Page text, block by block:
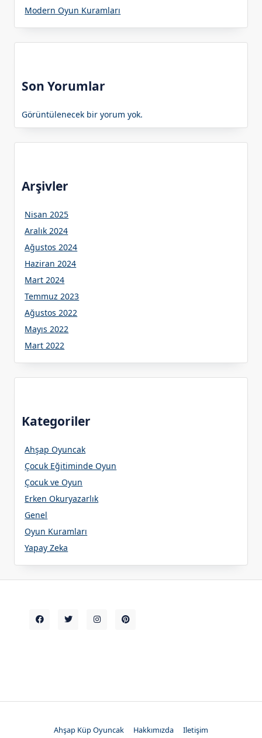
Modern Oyun Kuramları
Son Yorumlar
Görüntülenecek bir yorum yok.
Arşivler
Nisan 2025
Aralık 2024
Ağustos 2024
Haziran 2024
Mart 2024
Temmuz 2023
Ağustos 2022
Mayıs 2022
Mart 2022
Kategoriler
Ahşap Oyuncak
Çocuk Eğitiminde Oyun
Çocuk ve Oyun
Erken Okuryazarlık
Genel
Oyun Kuramları
Yapay Zeka
Ahşap Küp Oyuncak Hakkımızda Iletişim